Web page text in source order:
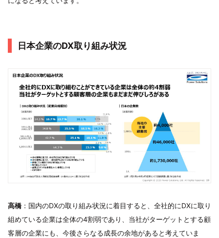
日本企業のDX取り組み状況
高橋 ：国内のDXの取り組み状況に着目すると、全社的にDXに取り
組めている企業は全体の4割弱であり、当社がターゲットとする顧
客層の企業にも、今後さらなる成長の余地があると考えていま